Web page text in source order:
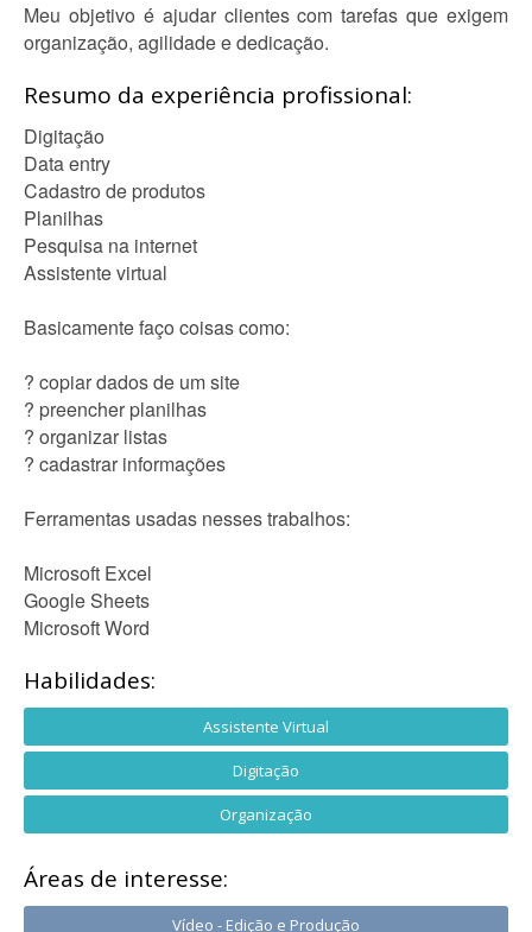
Meu objetivo é ajudar clientes com tarefas que exigem
organização, agilidade e dedicação.
Resumo da experiência profissional:
Digitação
Data entry
Cadastro de produtos
Planilhas
Pesquisa na internet
Assistente virtual
Basicamente faço coisas como:
? copiar dados de um site
? preencher planilhas
? organizar listas
? cadastrar informações
Ferramentas usadas nesses trabalhos:
Microsoft Excel
Google Sheets
Microsoft Word
Habilidades:
Assistente Virtual
Digitação
Organização
Áreas de interesse:
Vídeo - Edição e Produção